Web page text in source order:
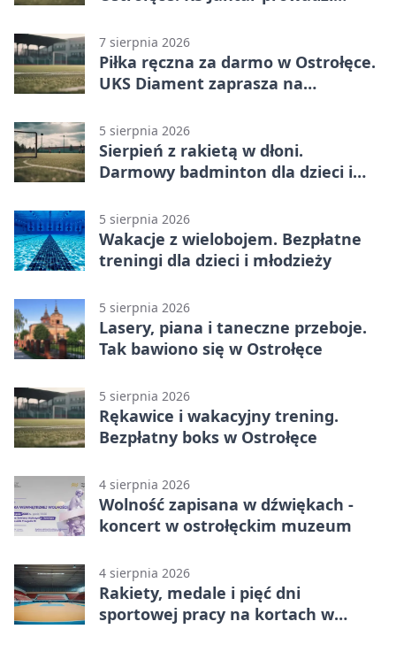
7 sierpnia 2026
Piłka ręczna za darmo w Ostrołęce.
UKS Diament zaprasza na
5 sierpnia 2026
Sierpień z rakietą w dłoni.
Darmowy badminton dla dzieci i
5 sierpnia 2026
Wakacje z wielobojem. Bezpłatne
treningi dla dzieci i młodzieży
5 sierpnia 2026
Lasery, piana i taneczne przeboje.
Tak bawiono się w Ostrołęce
5 sierpnia 2026
Rękawice i wakacyjny trening.
Bezpłatny boks w Ostrołęce
4 sierpnia 2026
Wolność zapisana w dźwiękach -
koncert w ostrołęckim muzeum
4 sierpnia 2026
Rakiety, medale i pięć dni
sportowej pracy na kortach w